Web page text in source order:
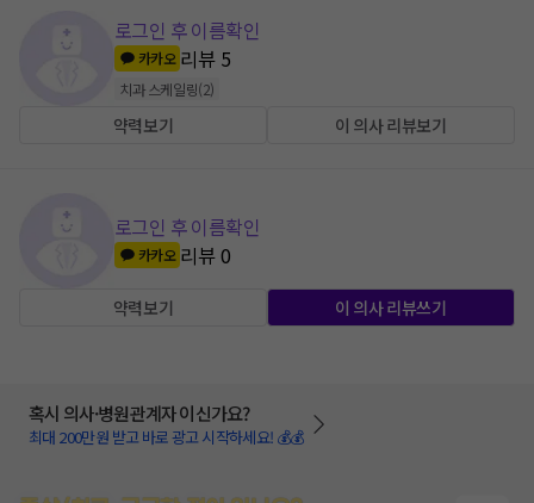
로그인 후 이름확인
카카오 리뷰 5
치과 스케일링(2)
약력보기 이 의사 리뷰보기
로그인 후 이름확인
카카오 리뷰0
약력보기 이 의사 리뷰쓰기
혹시 의사·병원관계자 이신가요?
최대 200만원 받고 바로 광고 시작하세요! 💰💰